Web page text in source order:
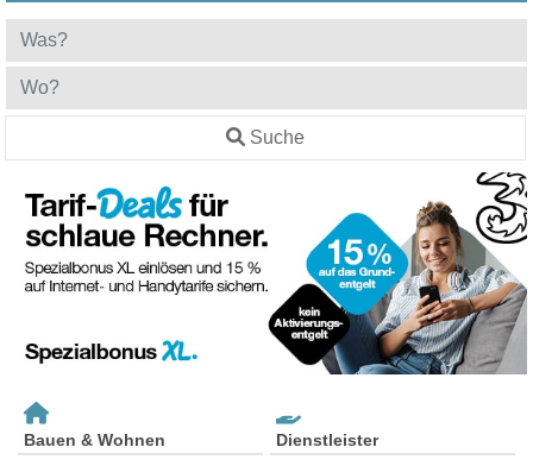
Suche
Bauen & Wohnen Dienstleister